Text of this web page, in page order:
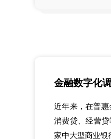
金融数字化
近年来，在普
消费贷、经营
家中大型商业银